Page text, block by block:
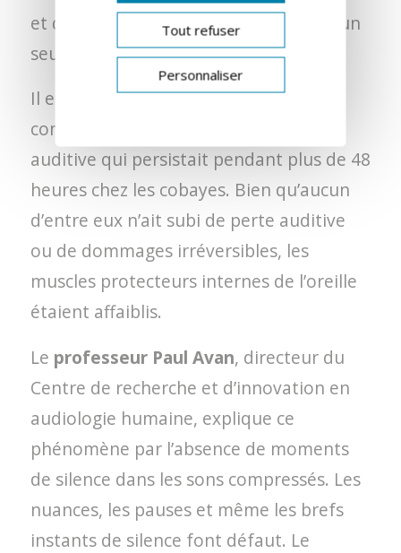
et de ne pas biaiser les résultats avec un
seul genre musical.
Il est apparu que l’écoute de musique
compressée entraînait une fatigue
auditive qui persistait pendant plus de 48
heures chez les cobayes. Bien qu’aucun
d’entre eux n’ait subi de perte auditive
ou de dommages irréversibles, les
muscles protecteurs internes de l’oreille
étaient affaiblis.
Le professeur Paul Avan, directeur du
Centre de recherche et d’innovation en
audiologie humaine, explique ce
phénomène par l’absence de moments
de silence dans les sons compressés. Les
nuances, les pauses et même les brefs
instants de silence font défaut. Le
Tout refuser
Personnaliser